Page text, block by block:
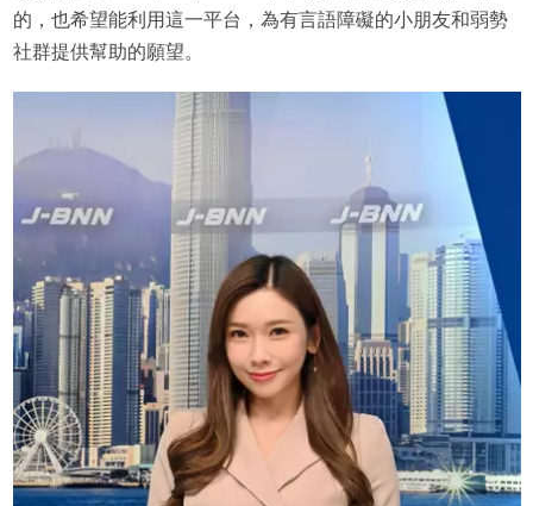
的，也希望能利用這一平台，為有言語障礙的小朋友和弱勢
社群提供幫助的願望。